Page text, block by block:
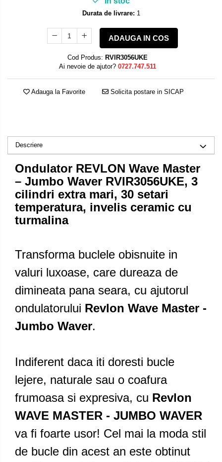
Durata de livrare: 1
ADAUGA IN COS
Cod Produs: RVIR3056UKE
Ai nevoie de ajutor? 0727.747.511
Adauga la Favorite Solicita postare in SICAP
Descriere
Ondulator REVLON Wave Master
– Jumbo Waver RVIR3056UKE, 3
cilindri extra mari, 30 setari
temperatura, invelis ceramic cu
turmalina
Transforma buclele obisnuite in
valuri luxoase, care dureaza de
dimineata pana seara, cu ajutorul
ondulatorului Revlon Wave Master -
Jumbo Waver.
Indiferent daca iti doresti bucle
lejere, naturale sau o coafura
frumoasa si expresiva, cu Revlon
WAVE MASTER - JUMBO WAVER
va fi foarte usor! Cel mai la moda stil
de bucle din acest an este obtinut